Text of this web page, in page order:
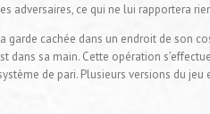
ce qui ne lui rapportera
cachée dans un endroit de son
dans sa main. Cette opération
de pari. Plusieurs versions du